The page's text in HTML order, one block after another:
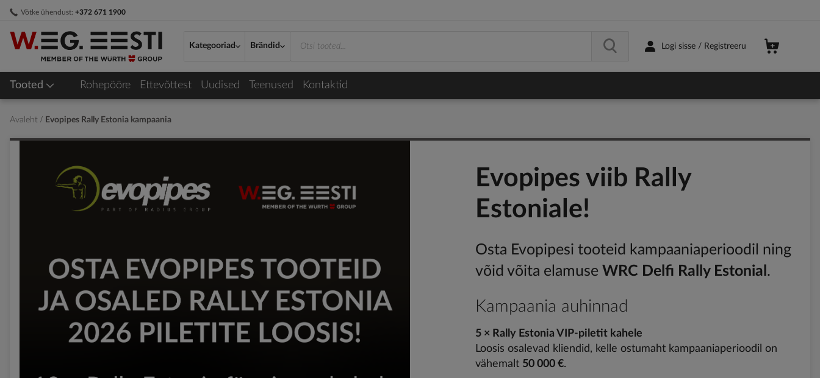
Võtke ühendust: +372 671 1900
Skip
Content
Kategooriad
Brändid Logi sisse / Registreeru
Tooted Rohepööre Ettevõttest Uudised Teenused Kontaktid
Avaleht Evopipes Rally Estonia kampaania
Evopipes viib Rally
Estoniale!
Osta Evopipesi tooteid kampaaniaperioodil ning
võid võita elamuse WRC Delfi Rally Estonial .
Kampaania auhinnad
5 × Rally Estonia VIP-piletit kahele
Loosis osalevad kliendid, kelle ostumaht kampaaniaperioodil on
vähemalt 50 000 €.